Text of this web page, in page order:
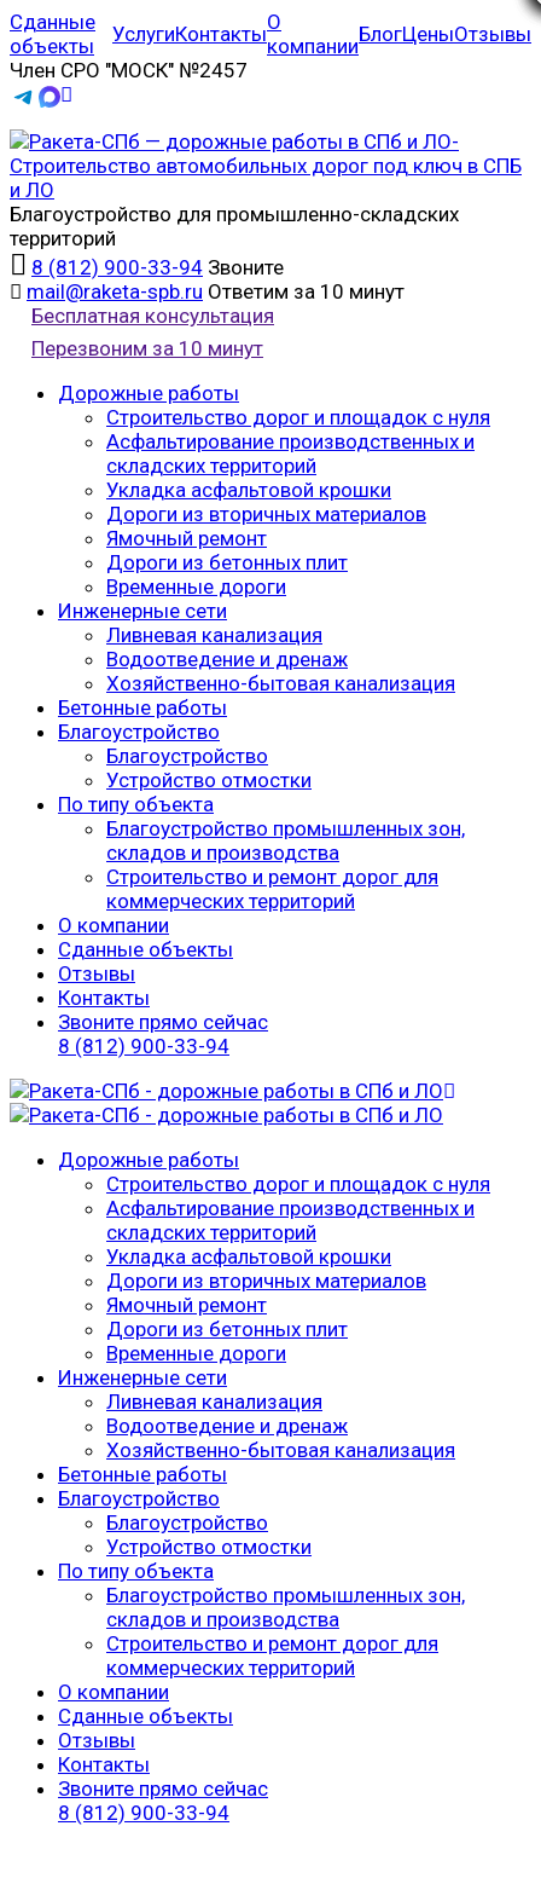
Сданные
объекты
УслугиКонтактыО
компанииБлогЦеныОтзывы
Член СРО "МОСК" №2457
Благоустройство для промышленно-складских
территорий
8 (812) 900-33-94 Звоните
mail@raketa-spb.ru Ответим за 10 минут
Бесплатная консультация
Перезвоним за 10 минут
Дорожные работы
Строительство дорог и площадок с нуля
Асфальтирование производственных и
складских территорий
Укладка асфальтовой крошки
Дороги из вторичных материалов
Ямочный ремонт
Дороги из бетонных плит
Временные дороги
Инженерные сети
Ливневая канализация
Водоотведение и дренаж
Хозяйственно-бытовая канализация
Бетонные работы
Благоустройство
Благоустройство
Устройство отмостки
По типу объекта
Благоустройство промышленных зон,
складов и производства
Строительство и ремонт дорог для
коммерческих территорий
О компании
Сданные объекты
Отзывы
Контакты
Звоните прямо сейчас
8 (812) 900-33-94
Дорожные работы
Строительство дорог и площадок с нуля
Асфальтирование производственных и
складских территорий
Укладка асфальтовой крошки
Дороги из вторичных материалов
Ямочный ремонт
Дороги из бетонных плит
Временные дороги
Инженерные сети
Ливневая канализация
Водоотведение и дренаж
Хозяйственно-бытовая канализация
Бетонные работы
Благоустройство
Благоустройство
Устройство отмостки
По типу объекта
Благоустройство промышленных зон,
складов и производства
Строительство и ремонт дорог для
коммерческих территорий
О компании
Сданные объекты
Отзывы
Контакты
Звоните прямо сейчас
8 (812) 900-33-94